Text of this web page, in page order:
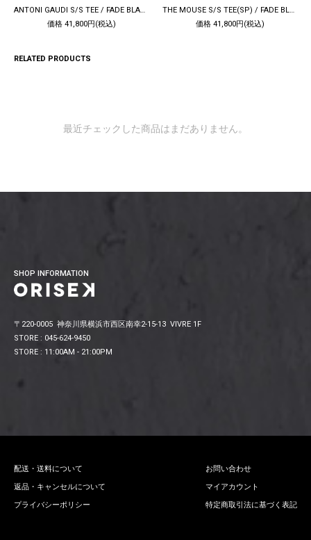
ANTONI GAUDI S/S TEE / FADE BLACK
価格 41,800円(税込)
THE MOUSE S/S TEE(SP) / FADE BLACK
価格 41,800円(税込)
RELATED PRODUCTS
最近チェックした商品はまだありません。
SHOP INFORMATION
〒220-0005 神奈川県横浜市西区南幸2-15-13 VIVRE 1F
STORE : 045-624-9450
STORE : 11:00AM - 21:00PM
配送・送料について
返品・キャンセルについて
プライバシーポリシー
お問い合わせ
マイアカウント
特定商取引法に基づく表記